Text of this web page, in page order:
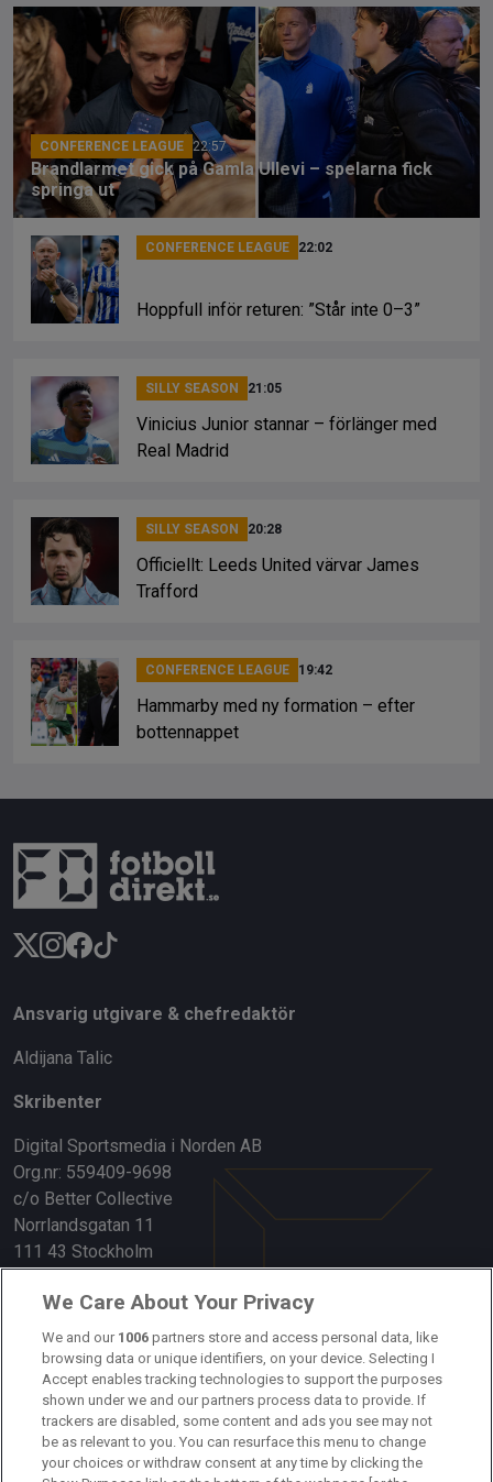
b
o
o
k
a
d
s
Li
n
k
CONFERENCE LEAGUE 22:57
Brandlarmet gick på Gamla Ullevi – spelarna fick
springa ut
CONFERENCE LEAGUE 22:02
Hoppfull inför returen: ”Står inte 0–3”
SILLY SEASON 21:05
Vinicius Junior stannar – förlänger med
Real Madrid
SILLY SEASON 20:28
Officiellt: Leeds United värvar James
Trafford
CONFERENCE LEAGUE 19:42
Hammarby med ny formation – efter
bottennappet
Ansvarig utgivare & chefredaktör
Aldijana Talic
Skribenter
Digital Sportsmedia i Norden AB
Org.nr: 559409-9698
c/o Better Collective
Norrlandsgatan 11
111 43 Stockholm
Länkar
Om oss
Kontakta oss
Kundtjänst
Sponsor: Rekatochklart
We Care About Your Privacy
We and our 1006 partners store and access personal data, like
browsing data or unique identifiers, on your device. Selecting I
Accept enables tracking technologies to support the purposes
shown under we and our partners process data to provide. If
trackers are disabled, some content and ads you see may not
be as relevant to you. You can resurface this menu to change
your choices or withdraw consent at any time by clicking the